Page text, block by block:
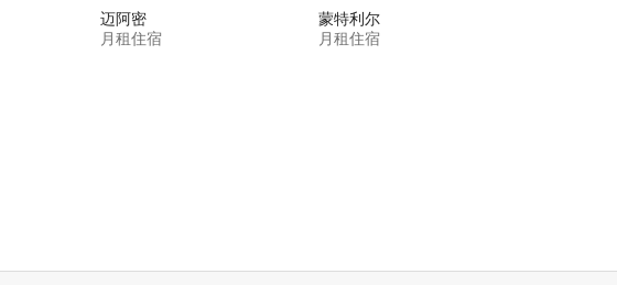
迈阿密
月租住宿
蒙特利尔
月租住宿